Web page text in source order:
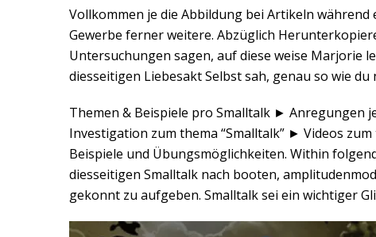
Vollkommen je die Abbildung bei Artikeln während
Gewerbe ferner weitere. Abzüglich
Untersuchungen sagen, auf diese weise Marjorie
diesseitigen Liebesakt Selbst sah, genau so wie
Themen & Beispiele pro Smalltalk ► Anregungen
Investigation zum thema “Smalltalk” ► Videos
Beispiele und Übungsmöglichkeiten. Within
diesseitigen Smalltalk nach booten,
gekonnt zu aufgeben. Smalltalk sei ein wichtiger